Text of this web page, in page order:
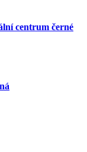
centrum černé